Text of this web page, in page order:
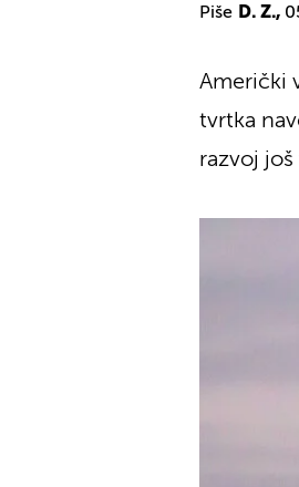
Piše D. Z.,
Američki
tvrtka
razvoj